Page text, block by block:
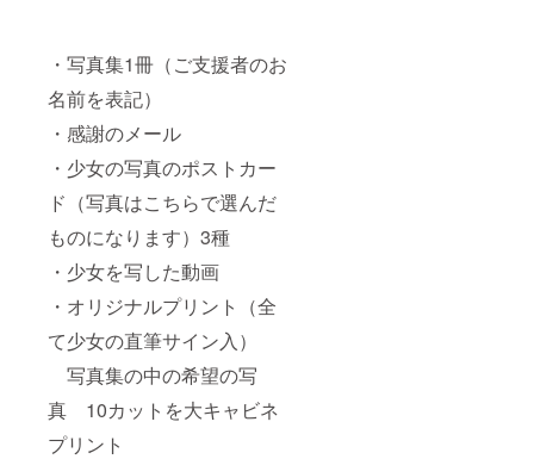
・写真集1冊（ご支援者のお
名前を表記）
・感謝のメール
・少女の写真のポストカー
ド（写真はこちらで選んだ
ものになります）3種
・少女を写した動画
・オリジナルプリント（全
て少女の直筆サイン入）
写真集の中の希望の写
真 10カットを大キャビネ
プリント